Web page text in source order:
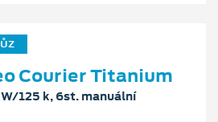
Courier Titanium
125 k, 6st. manuální